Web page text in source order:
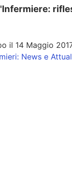
il 14 Maggio 2017
News e